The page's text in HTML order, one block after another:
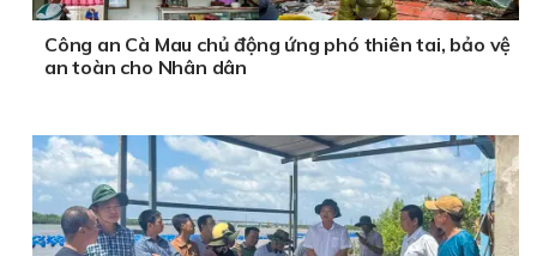
Công an Cà Mau chủ động ứng phó thiên tai, bảo vệ
an toàn cho Nhân dân